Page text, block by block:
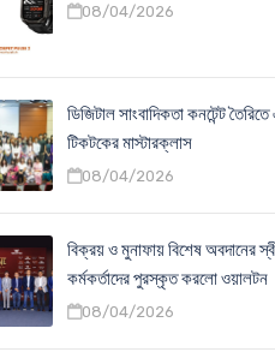
08/04/2026
ডিজিটাল সাংবাদিকতা কনটেন্ট
টিকটকের মাস্টারক্লাস
08/04/2026
বিক্রয় ও মুনাফায় বিশেষ অবদানের
কর্মকর্তাদের পুরস্কৃত করলো ওয়ালটন
08/04/2026